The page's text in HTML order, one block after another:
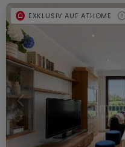
EXKLUSIV AUF ATHOME